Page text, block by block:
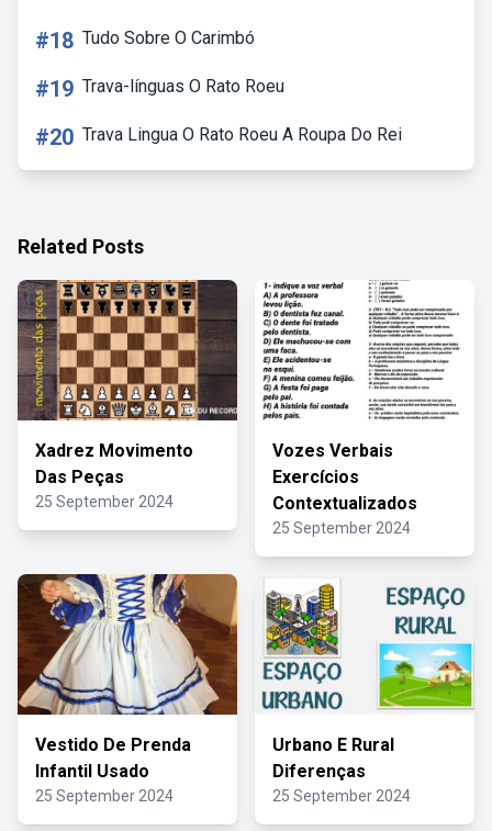
#18 Tudo Sobre O Carimbó
#19 Trava-línguas O Rato Roeu
#20 Trava Lingua O Rato Roeu A Roupa Do Rei
Related Posts
Xadrez Movimento
Das Peças
25 September 2024
Vozes Verbais
Exercícios
Contextualizados
25 September 2024
Vestido De Prenda
Infantil Usado
25 September 2024
Urbano E Rural
Diferenças
25 September 2024